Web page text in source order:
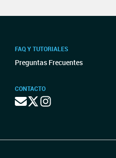
FAQ Y TUTORIALES
Preguntas Frecuentes
CONTACTO